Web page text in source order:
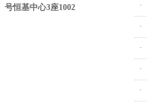
号恒基中心3座1002
·
·
·
·
·